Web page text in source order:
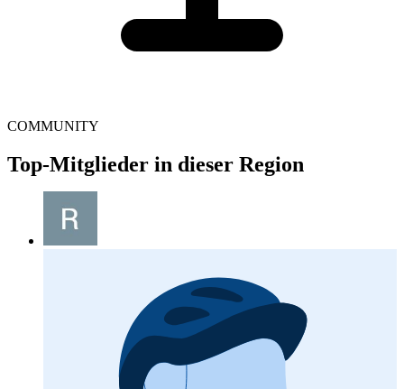
COMMUNITY
Top-Mitglieder in dieser Region